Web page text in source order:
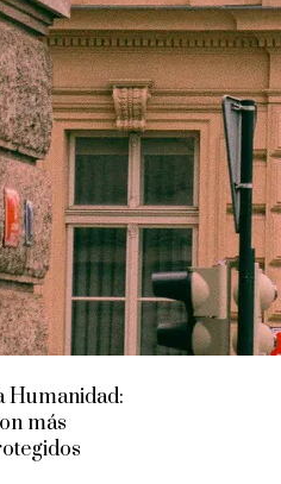
Humanidad:
más